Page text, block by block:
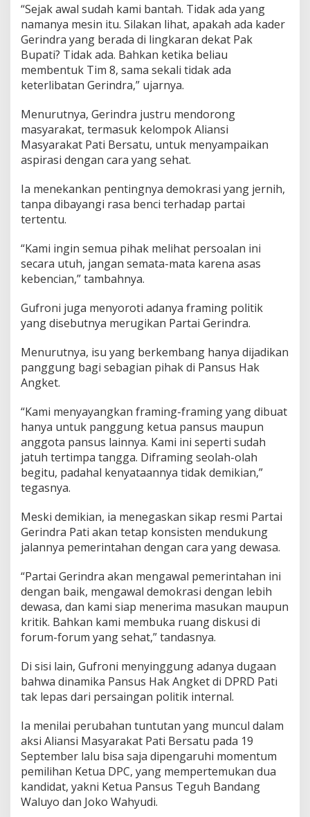
i
n
g
d
a
n
P
r
a
i
n
a
n
d
a
n
s
u
H
a
A
n
g
t
“Sejak awal sudah kami bantah. Tidak ada yang
namanya mesin itu. Silakan lihat, apakah ada kader
Gerindra yang berada di lingkaran dekat Pak
Bupati? Tidak ada. Bahkan ketika beliau
membentuk Tim 8, sama sekali tidak ada
keterlibatan Gerindra,” ujarnya.
Menurutnya, Gerindra justru mendorong
masyarakat, termasuk kelompok Aliansi
Masyarakat Pati Bersatu, untuk menyampaikan
aspirasi dengan cara yang sehat.
Ia menekankan pentingnya demokrasi yang jernih,
tanpa dibayangi rasa benci terhadap partai
tertentu.
“Kami ingin semua pihak melihat persoalan ini
secara utuh, jangan semata-mata karena asas
kebencian,” tambahnya.
Gufroni juga menyoroti adanya framing politik
yang disebutnya merugikan Partai Gerindra.
Menurutnya, isu yang berkembang hanya dijadikan
panggung bagi sebagian pihak di Pansus Hak
Angket.
“Kami menyayangkan framing-framing yang dibuat
hanya untuk panggung ketua pansus maupun
anggota pansus lainnya. Kami ini seperti sudah
jatuh tertimpa tangga. Diframing seolah-olah
begitu, padahal kenyataannya tidak demikian,”
tegasnya.
Meski demikian, ia menegaskan sikap resmi Partai
Gerindra Pati akan tetap konsisten mendukung
jalannya pemerintahan dengan cara yang dewasa.
“Partai Gerindra akan mengawal pemerintahan ini
dengan baik, mengawal demokrasi dengan lebih
dewasa, dan kami siap menerima masukan maupun
kritik. Bahkan kami membuka ruang diskusi di
forum-forum yang sehat,” tandasnya.
Di sisi lain, Gufroni menyinggung adanya dugaan
bahwa dinamika Pansus Hak Angket di DPRD Pati
tak lepas dari persaingan politik internal.
Ia menilai perubahan tuntutan yang muncul dalam
aksi Aliansi Masyarakat Pati Bersatu pada 19
September lalu bisa saja dipengaruhi momentum
pemilihan Ketua DPC, yang mempertemukan dua
kandidat, yakni Ketua Pansus Teguh Bandang
Waluyo dan Joko Wahyudi.